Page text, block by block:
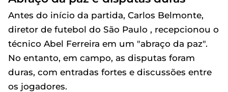
Antes do início da partida, Carlos Belmonte,
diretor de futebol do São Paulo , recepcionou o
técnico Abel Ferreira em um "abraço da paz".
No entanto, em campo, as disputas foram
duras, com entradas fortes e discussões entre
os jogadores.